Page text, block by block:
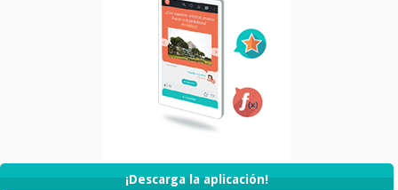
¡Descarga la aplicación!